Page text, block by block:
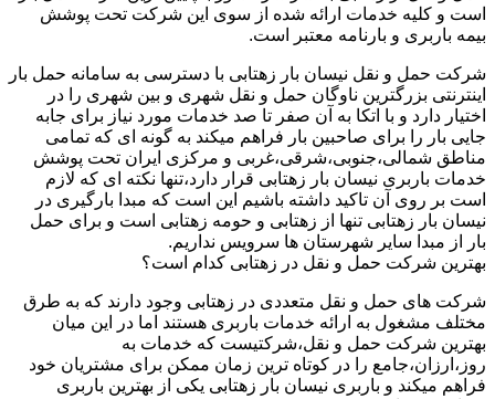
است و کلیه خدمات ارائه شده از سوی این شرکت تحت پوشش
بیمه باربری و بارنامه معتبر است.
شرکت حمل و نقل نیسان بار زهتابی با دسترسی به سامانه حمل بار
اینترنتی بزرگترین ناوگان حمل و نقل شهری و بین شهری را در
اختیار دارد و با اتکا به آن صفر تا صد خدمات مورد نیاز برای جابه
جایی بار را برای صاحبین بار فراهم میکند به گونه ای که تمامی
مناطق شمالی،جنوبی،شرقی،غربی و مرکزی ایران تحت پوشش
خدمات باربری نیسان بار زهتابی قرار دارد،تنها نکته ای که لازم
است بر روی آن تاکید داشته باشیم این است که مبدا بارگیری در
نیسان بار زهتابی تنها از زهتابی و حومه زهتابی است و برای حمل
بار از مبدا سایر شهرستان ها سرویس نداریم.
بهترین شرکت حمل و نقل در زهتابی کدام است؟
شرکت های حمل و نقل متعددی در زهتابی وجود دارند که به طرق
مختلف مشغول به ارائه خدمات باربری هستند اما در این میان
بهترین شرکت حمل و نقل،شرکتیست که خدمات به
روز،ارزان،جامع را در کوتاه ترین زمان ممکن برای مشتریان خود
فراهم میکند و باربری نیسان بار زهتابی یکی از بهترین باربری